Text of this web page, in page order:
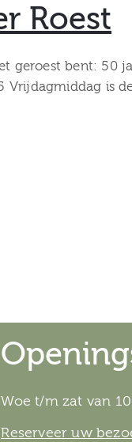
Roest
geroest bent:
is
Woe t/m zat van
Reserveer uw